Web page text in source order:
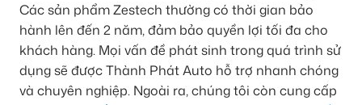
Các sản phẩm Zestech thường có thời gian bảo
hành lên đến 2 năm, đảm bảo quyền lợi tối đa cho
khách hàng. Mọi vấn đề phát sinh trong quá trình sử
dụng sẽ được Thành Phát Auto hỗ trợ nhanh chóng
và chuyên nghiệp. Ngoài ra, chúng tôi còn cung cấp